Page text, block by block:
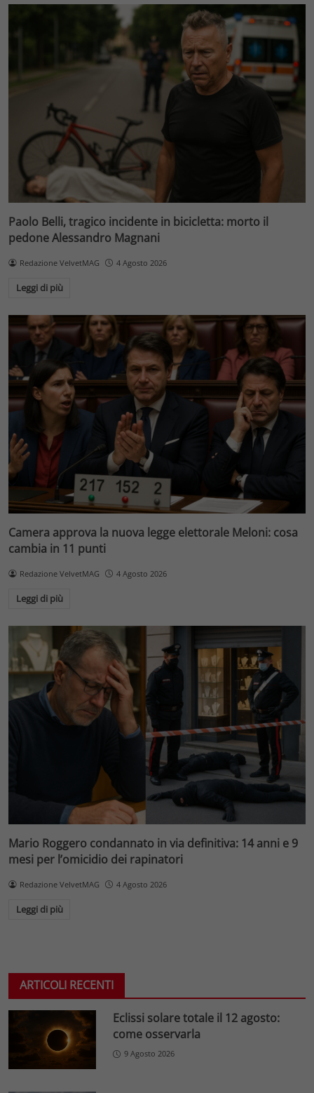
Paolo Belli, tragico incidente in bicicletta: morto il
pedone Alessandro Magnani
Redazione VelvetMAG 4 Agosto 2026
Leggi di più
Camera approva la nuova legge elettorale Meloni: cosa
cambia in 11 punti
Redazione VelvetMAG 4 Agosto 2026
Leggi di più
Mario Roggero condannato in via definitiva: 14 anni e 9
mesi per l’omicidio dei rapinatori
Redazione VelvetMAG 4 Agosto 2026
Leggi di più
ARTICOLI RECENTI
Eclissi solare totale il 12 agosto:
come osservarla
9 Agosto 2026